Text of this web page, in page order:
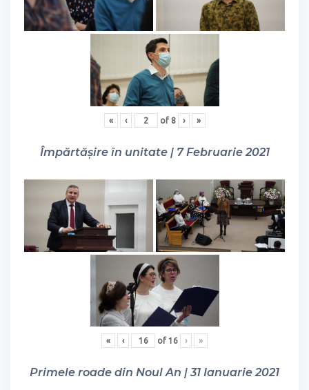
« ‹ of 8 › »
Împărtășire în unitate | 7 Februarie 2021
« ‹ of 16 › »
Primele roade din Noul An | 31 Ianuarie 2021